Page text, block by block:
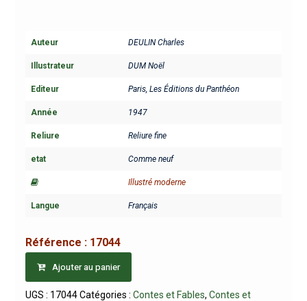
Auteur DEULIN Charles
Illustrateur DUM Noël
Editeur Paris, Les Éditions du Panthéon
Année 1947
Reliure Reliure fine
etat Comme neuf
Illustré moderne
Langue Français
Référence : 17044
Ajouter au panier
UGS : 17044 Catégories : Contes et Fables, Contes et